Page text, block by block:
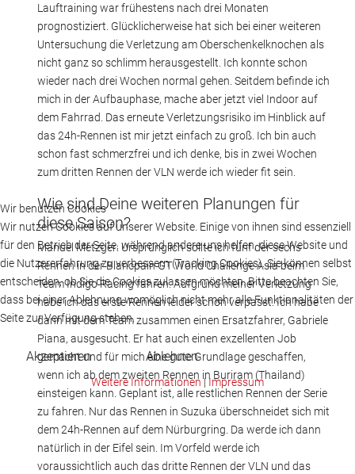
Lauftraining war frühestens nach drei Monaten
prognostiziert. Glücklicherweise hat sich bei einer weiteren
Untersuchung die Verletzung am Oberschenkelknochen als
nicht ganz so schlimm herausgestellt. Ich konnte schon
wieder nach drei Wochen normal gehen. Seitdem befinde ich
mich in der Aufbauphase, mache aber jetzt viel Indoor auf
dem Fahrrad. Das erneute Verletzungsrisiko im Hinblick auf
das 24h-Rennen ist mir jetzt einfach zu groß. Ich bin auch
schon fast schmerzfrei und ich denke, bis in zwei Wochen
zum dritten Rennen der VLN werde ich wieder fit sein.
Wie sind Deine weiteren Planungen für
diese Saison?
Manuel Metzger: Ursprünglich sollte ich fünf der sechs
Rennen in der Blancpain GT World Challenge Asia beim
Team Indigo Racing fahren. Aufgrund meiner Verletzung
habe ich das erste Rennen leider schon verpasst. Ich habe
dann mit dem Team zusammen einen Ersatzfahrer, Gabriele
Piana, ausgesucht. Er hat auch einen exzellenten Job
gemacht und für mich eine gute Grundlage geschaffen,
wenn ich ab dem zweiten Rennen in Buriram (Thailand)
einsteigen kann. Geplant ist, alle restlichen Rennen der Serie
zu fahren. Nur das Rennen in Suzuka überschneidet sich mit
dem 24h-Rennen auf dem Nürburgring. Da werde ich dann
natürlich in der Eifel sein. Im Vorfeld werde ich
voraussichtlich auch das dritte Rennen der VLN und das
Wir benutzen Cookies
Wir nutzen Cookies auf unserer Website. Einige von ihnen sind essenziell
für den Betrieb der Seite, während andere uns helfen, diese Website und
die Nutzererfahrung zu verbessern (Tracking Cookies). Sie können selbst
entscheiden, ob Sie die Cookies zulassen möchten. Bitte beachten Sie,
dass bei einer Ablehnung womöglich nicht mehr alle Funktionalitäten der
Seite zur Verfügung stehen.
Akzeptieren Ablehnen
Weitere Informationen|Impressum